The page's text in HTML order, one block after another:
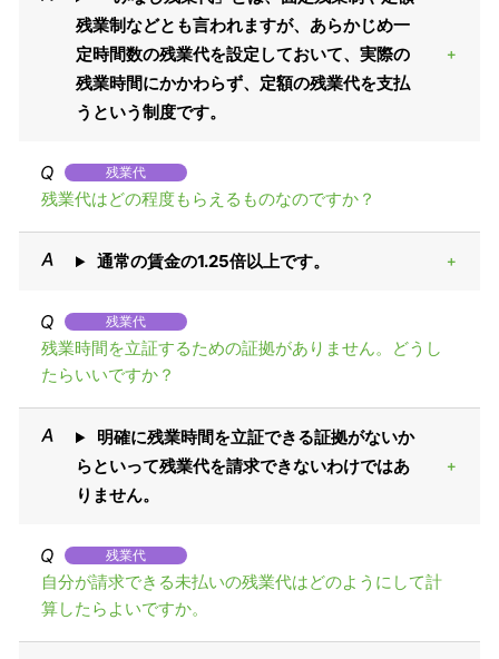
残業制などとも言われますが、あらかじめ一
定時間数の残業代を設定しておいて、実際の
残業時間にかかわらず、定額の残業代を支払
うという制度です。
残業代
残業代はどの程度もらえるものなのですか？
通常の賃金の1.25倍以上です。
残業代
残業時間を立証するための証拠がありません。どうし
たらいいですか？
明確に残業時間を立証できる証拠がないか
らといって残業代を請求できないわけではあ
りません。
残業代
自分が請求できる未払いの残業代はどのようにして計
算したらよいですか。